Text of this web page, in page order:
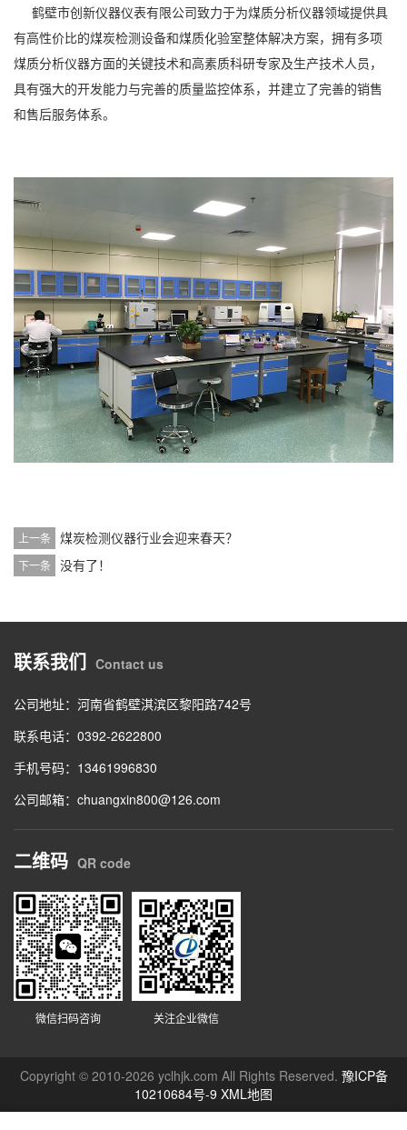
鹤壁市创新仪器仪表有限公司致力于为煤质分析仪器领域提供具
有高性价比的煤炭检测设备和煤质化验室整体解决方案，拥有多项
煤质分析仪器方面的关键技术和高素质科研专家及生产技术人员，
具有强大的开发能力与完善的质量监控体系，并建立了完善的销售
和售后服务体系。
上一条 煤炭检测仪器行业会迎来春天？
下一条 没有了！
联系我们 Contact us
公司地址：河南省鹤壁淇滨区黎阳路742号
联系电话：0392-2622800
手机号码：13461996830
公司邮箱：chuangxin800@126.com
二维码 QR code
微信扫码咨询 关注企业微信
Copyright © 2010-2026 yclhjk.com All Rights Reserved. 豫ICP备
10210684号-9 XML地图